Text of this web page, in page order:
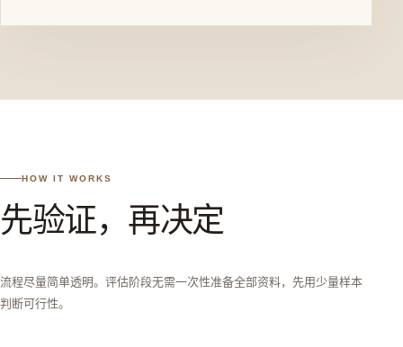
HOW IT WORKS
先验证，再决定
流程尽量简单透明。评估阶段无需一次性准备全部资料，先用少量样本
判断可行性。